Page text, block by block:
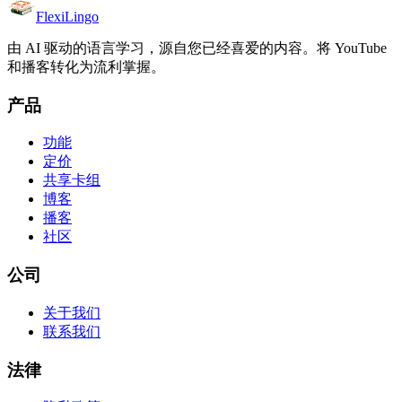
FlexiLingo
由 AI 驱动的语言学习，源自您已经喜爱的内容。将 YouTube
和播客转化为流利掌握。
产品
功能
定价
共享卡组
博客
播客
社区
公司
关于我们
联系我们
法律